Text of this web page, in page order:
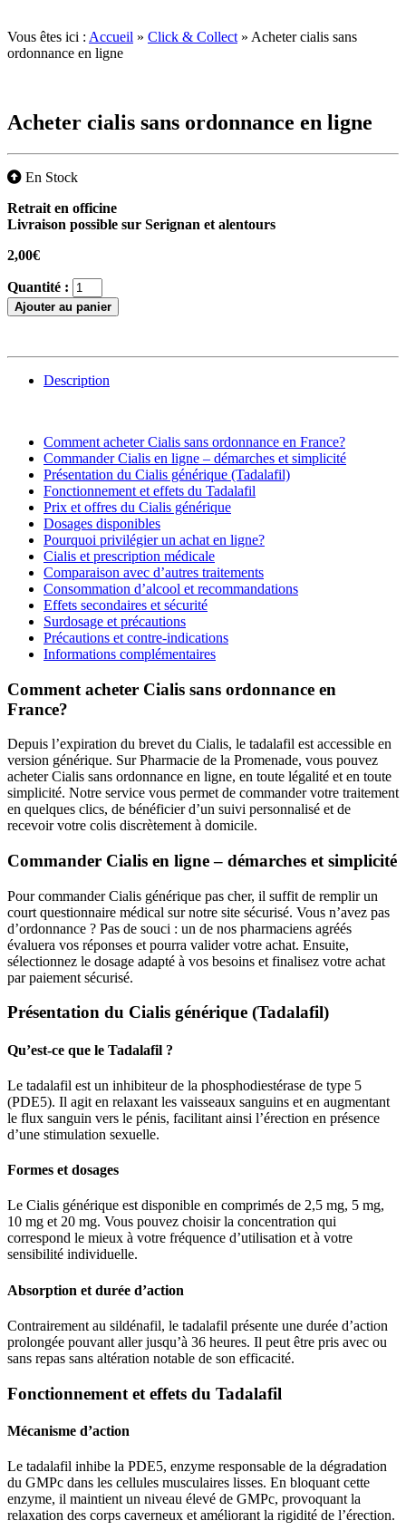
Vous êtes ici : Accueil » Click & Collect » Acheter cialis sans
ordonnance en ligne
Acheter cialis sans ordonnance en ligne
En Stock
Retrait en officine
Livraison possible sur Serignan et alentours
2,00€
Quantité :
Ajouter au panier
Description
Comment acheter Cialis sans ordonnance en France?
Commander Cialis en ligne – démarches et simplicité
Présentation du Cialis générique (Tadalafil)
Fonctionnement et effets du Tadalafil
Prix et offres du Cialis générique
Dosages disponibles
Pourquoi privilégier un achat en ligne?
Cialis et prescription médicale
Comparaison avec d’autres traitements
Consommation d’alcool et recommandations
Effets secondaires et sécurité
Surdosage et précautions
Précautions et contre-indications
Informations complémentaires
Comment acheter Cialis sans ordonnance en
France?
Depuis l’expiration du brevet du Cialis, le tadalafil est accessible en
version générique. Sur Pharmacie de la Promenade, vous pouvez
acheter Cialis sans ordonnance en ligne, en toute légalité et en toute
simplicité. Notre service vous permet de commander votre traitement
en quelques clics, de bénéficier d’un suivi personnalisé et de
recevoir votre colis discrètement à domicile.
Commander Cialis en ligne – démarches et simplicité
Pour commander Cialis générique pas cher, il suffit de remplir un
court questionnaire médical sur notre site sécurisé. Vous n’avez pas
d’ordonnance ? Pas de souci : un de nos pharmaciens agréés
évaluera vos réponses et pourra valider votre achat. Ensuite,
sélectionnez le dosage adapté à vos besoins et finalisez votre achat
par paiement sécurisé.
Présentation du Cialis générique (Tadalafil)
Qu’est-ce que le Tadalafil ?
Le tadalafil est un inhibiteur de la phosphodiestérase de type 5
(PDE5). Il agit en relaxant les vaisseaux sanguins et en augmentant
le flux sanguin vers le pénis, facilitant ainsi l’érection en présence
d’une stimulation sexuelle.
Formes et dosages
Le Cialis générique est disponible en comprimés de 2,5 mg, 5 mg,
10 mg et 20 mg. Vous pouvez choisir la concentration qui
correspond le mieux à votre fréquence d’utilisation et à votre
sensibilité individuelle.
Absorption et durée d’action
Contrairement au sildénafil, le tadalafil présente une durée d’action
prolongée pouvant aller jusqu’à 36 heures. Il peut être pris avec ou
sans repas sans altération notable de son efficacité.
Fonctionnement et effets du Tadalafil
Mécanisme d’action
Le tadalafil inhibe la PDE5, enzyme responsable de la dégradation
du GMPc dans les cellules musculaires lisses. En bloquant cette
enzyme, il maintient un niveau élevé de GMPc, provoquant la
relaxation des corps caverneux et améliorant la rigidité de l’érection.